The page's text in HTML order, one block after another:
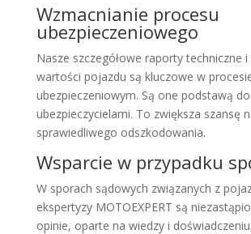
Wzmacnianie procesu
ubezpieczeniowego
Nasze szczegółowe raporty techniczne
wartości pojazdu są kluczowe w
ubezpieczeniowym. Są one podstawą
ubezpieczycielami. To zwiększa szansę
sprawiedliwego odszkodowania.
Wsparcie w przypadku
W sporach sądowych związanych z
ekspertyzy MOTOEXPERT są
opinie, oparte na wiedzy i